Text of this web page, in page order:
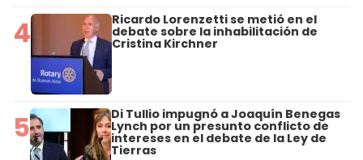
4 Ricardo Lorenzetti se metió en el
debate sobre la inhabilitación de
Cristina Kirchner
5 Di Tullio impugnó a Joaquín Benegas
Lynch por un presunto conflicto de
intereses en el debate de la Ley de
Tierras